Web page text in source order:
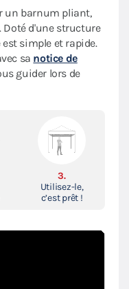
un barnum pliant,
Doté d'une structure
simple et rapide.
sa notice de
guider lors de
3.
Utilisez-le,
c’est prêt !